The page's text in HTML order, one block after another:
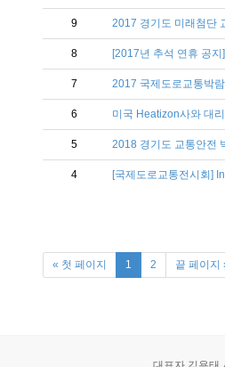
9 2017 경기도 미래첨단
8 [2017년 추석 연휴 공지]
7 2017 국제도로교통박
6 미국 Heatizon사와 대
5 2018 경기도 교통안전
4 [국제도로교통전시회]
« 첫 페이지 1 2 끝 페이지